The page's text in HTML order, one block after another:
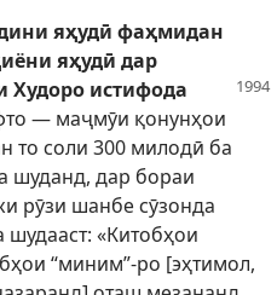
яҳудӣ фаҳмидан
яҳудӣ дар
Худоро истифода
— маҷмӯи қонунҳои
то соли 300 милодӣ ба
шуданд, дар бораи
рӯзи шанбе сӯзонда
«Китобҳои
“миним”-ро [эҳтимол,